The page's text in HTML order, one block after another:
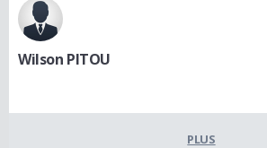
Wilson PITOU
PLUS